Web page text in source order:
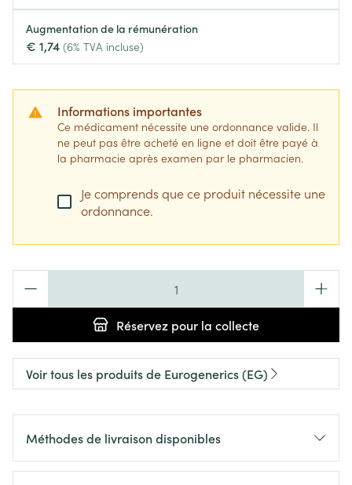
Augmentation de la rémunération
€ 1,74 (6% TVA incluse)
Informations importantes
Ce médicament nécessite une ordonnance valide. Il
ne peut pas être acheté en ligne et doit être payé à
la pharmacie après examen par le pharmacien.
Je comprends que ce produit nécessite une
ordonnance.
Réservez pour la collecte
Voir tous les produits de Eurogenerics (EG)
Méthodes de livraison disponibles